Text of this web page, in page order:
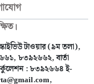
টাওয়ার (৯ম তলা),
৮৩৯২৬৬২, বার্তা
: ৮৩৯২৬৬৪ ই-
,